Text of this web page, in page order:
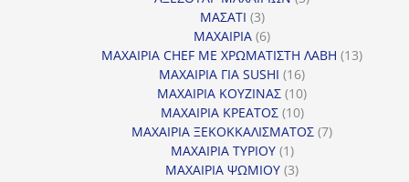
ΜΑΣΑΤΙ 33
προϊόντα
ΜΑΧΑΙΡΙΑ 66
προϊόντα
ΜΑΧΑΙΡΙΑ CHEF ΜΕ ΧΡΩΜΑΤΙΣΤΗ ΛΑΒΗ 1313
ΜΑΧΑΙΡΙΑ ΓΙΑ SUSHI 1616
προϊόντα
ΜΑΧΑΙΡΙΑ ΚΟΥΖΙΝΑΣ 1010
προϊόντα
ΜΑΧΑΙΡΙΑ ΚΡΕΑΤΟΣ 1010
προϊόντα
ΜΑΧΑΙΡΙΑ ΞΕΚΟΚΚΑΛΙΣΜΑΤΟΣ 77
ΜΑΧΑΙΡΙΑ ΤΥΡΙΟΥ 11
προϊόν
ΜΑΧΑΙΡΙΑ ΨΩΜΙΟΥ 33